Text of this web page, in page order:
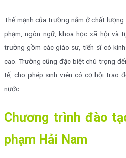
Thế mạnh của trường nằm ở chất
phạm, ngôn ngữ, khoa học xã hội và
trường gồm các giáo sư, tiến sĩ có
cao. Trường cũng đặc biệt chú trọng
tế, cho phép sinh viên có cơ hội trao
nước.
Chương trình đào
phạm Hải Nam